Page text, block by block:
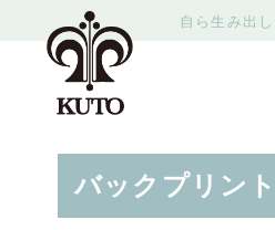
自ら生み出
バックプリン